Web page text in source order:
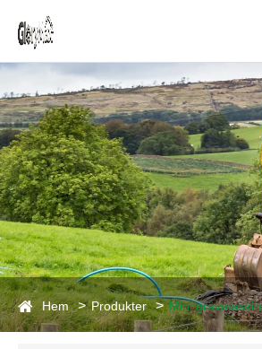
Hem Produkter Mini grävmaskin